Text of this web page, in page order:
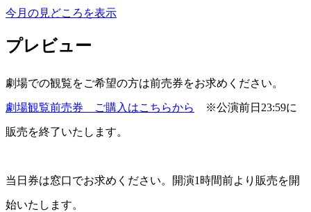
2018年02月
2017年12月
2017年11月
2017年09月
2017年08月
2017年07月
2017年06月
2017年03月
2017年02月
2017年01月
今月の見どころを表示
プレビュー
劇場での観覧をご希望の方は前売券をお求めください。
劇場観覧前売券 ご購入はこちらから ※公演前日23:59に
販売を終了いたします。
当日券は窓口でお求めください。開演1時間前より販売を開
始いたします。